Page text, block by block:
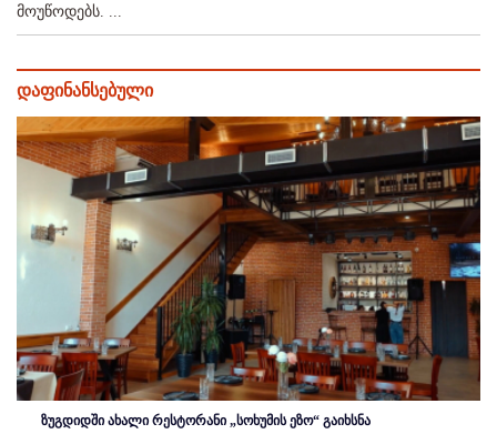
მოუწოდებს. ...
დაფინანსებული
ზუგდიდში ახალი რესტორანი „სოხუმის ეზო“ გაიხსნა